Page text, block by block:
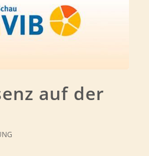
auf der